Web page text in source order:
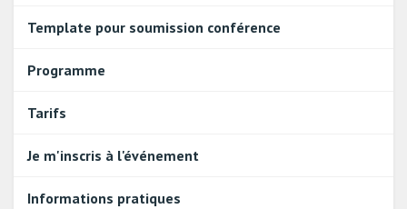
Template pour soumission conférence
Programme
Tarifs
Je m'inscris à l'événement
Informations pratiques